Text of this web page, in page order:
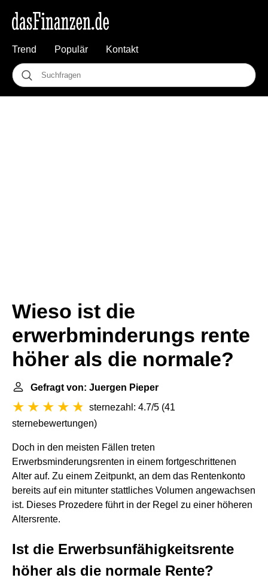
Trend Populär Kontakt
Wieso ist die
erwerbminderungs rente
höher als die normale?
Gefragt von: Juergen Pieper
sternezahl: 4.7/5 (41
sternebewertungen)
Doch in den meisten Fällen treten
Erwerbsminderungsrenten in einem fortgeschrittenen
Alter auf. Zu einem Zeitpunkt, an dem das Rentenkonto
bereits auf ein mitunter stattliches Volumen angewachsen
ist. Dieses Prozedere führt in der Regel zu einer höheren
Altersrente.
Ist die Erwerbsunfähigkeitsrente
höher als die normale Rente?